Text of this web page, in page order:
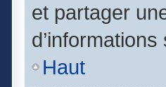
et partager
Haut